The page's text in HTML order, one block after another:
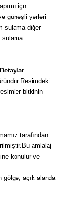
içn
güneşli yerleri
sulama diğer
sulama
bitkinin
tarafından
amlalaj
konulur ve
gölge, açık alanda